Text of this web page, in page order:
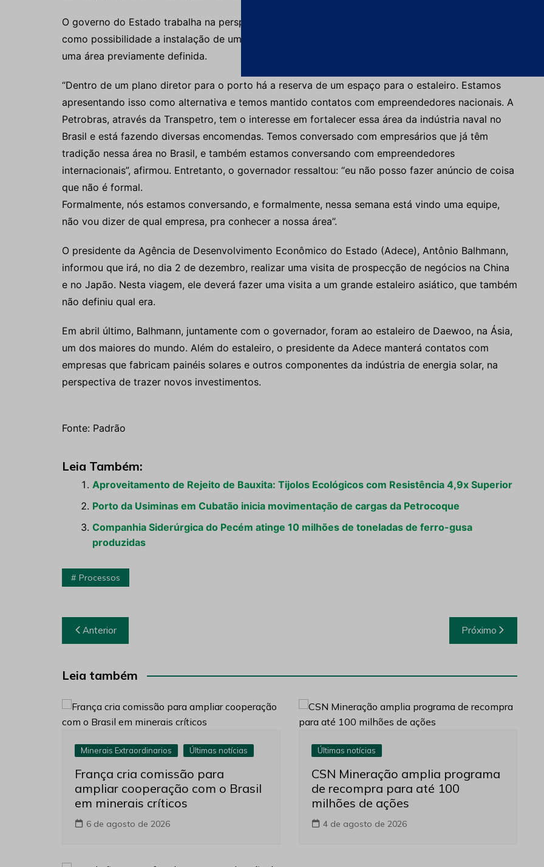
O governo do Estado trabalha na perspectiva de trazer este empreendimento, e já apresenta
como possibilidade a instalação de um estaleiro off shore (fora da costa) no Porto do Pecém, em
uma área previamente definida.
“Dentro de um plano diretor para o porto há a reserva de um espaço para o estaleiro. Estamos
apresentando isso como alternativa e temos mantido contatos com empreendedores nacionais. A
Petrobras, através da Transpetro, tem o interesse em fortalecer essa área da indústria naval no
Brasil e está fazendo diversas encomendas. Temos conversado com empresários que já têm
tradição nessa área no Brasil, e também estamos conversando com empreendedores
internacionais”, afirmou. Entretanto, o governador ressaltou: “eu não posso fazer anúncio de coisa
que não é formal.
Formalmente, nós estamos conversando, e formalmente, nessa semana está vindo uma equipe,
não vou dizer de qual empresa, pra conhecer a nossa área”.
O presidente da Agência de Desenvolvimento Econômico do Estado (Adece), Antônio Balhmann,
informou que irá, no dia 2 de dezembro, realizar uma visita de prospecção de negócios na China
e no Japão. Nesta viagem, ele deverá fazer uma visita a um grande estaleiro asiático, que também
não definiu qual era.
Em abril último, Balhmann, juntamente com o governador, foram ao estaleiro de Daewoo, na Ásia,
um dos maiores do mundo. Além do estaleiro, o presidente da Adece manterá contatos com
empresas que fabricam painéis solares e outros componentes da indústria de energia solar, na
perspectiva de trazer novos investimentos.
Fonte: Padrão
Leia Também:
Aproveitamento de Rejeito de Bauxita: Tijolos Ecológicos com Resistência 4,9x Superior
Porto da Usiminas em Cubatão inicia movimentação de cargas da Petrocoque
Companhia Siderúrgica do Pecém atinge 10 milhões de toneladas de ferro-gusa
produzidas
Processos
Navegação
de
Post
Anterior Próximo
Leia também
Minerais Extraordinarios Últimas notícias
França cria comissão para
ampliar cooperação com o Brasil
em minerais críticos
6 de agosto de 2026
Últimas notícias
CSN Mineração amplia programa
de recompra para até 100
milhões de ações
4 de agosto de 2026